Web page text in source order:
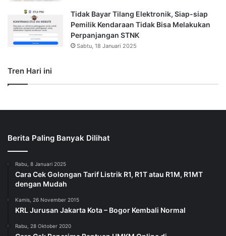
Tidak Bayar Tilang Elektronik, Siap-siap
Pemilik Kendaraan Tidak Bisa Melakukan
Perpanjangan STNK
Sabtu, 18 Januari 2025
Tren Hari ini
Berita Paling Banyak Dilihat
Rabu, 8 Januari 2025
Cara Cek Golongan Tarif Listrik R1, R1T atau R1M, R1MT
dengan Mudah
Kamis, 26 November 2015
KRL Jurusan Jakarta Kota – Bogor Kembali Normal
Rabu, 28 Oktober 2020